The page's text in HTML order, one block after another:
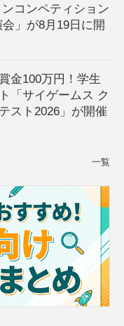
コンペティション
」が8月19日に開
金100万円！学生
「サイゲームス ク
スト2026」が開催
一覧